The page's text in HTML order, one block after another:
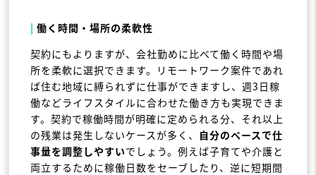
| 働く時間・場所の柔軟性
契約にもよりますが、会社勤めに比べて働く時間や場
所を柔軟に選択できます。リモートワーク案件であれ
ば住む地域に縛られずに仕事ができますし、週3日稼
働などライフスタイルに合わせた働き方も実現できま
す。契約で稼働時間が明確に定められる分、それ以上
の残業は発生しないケースが多く、
自分のペースで仕
事量を調整しやすいでしょう。例えば子育てや介護と
両立するために稼働日数をセーブしたり、逆に短期間